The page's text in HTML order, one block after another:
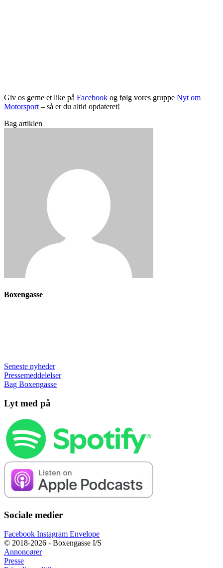
Giv os gerne et like på Facebook og følg vores gruppe Nyt om
Motorsport – så er du altid opdateret!
Bag artiklen
Boxengasse
Seneste nyheder
Pressemeddelelser
Bag Boxengasse
Lyt med på
Sociale medier
Facebook Instagram Envelope
© 2018-2026 - Boxengasse I/S
Annoncører
Presse